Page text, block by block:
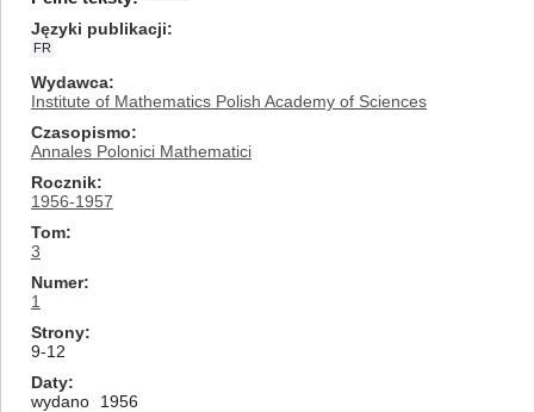
Języki publikacji
FR
Wydawca
Institute of Mathematics Polish Academy of Sciences
Czasopismo
Annales Polonici Mathematici
Rocznik
1956-1957
Tom
3
Numer
1
Strony
9-12
Daty
wydano
1956